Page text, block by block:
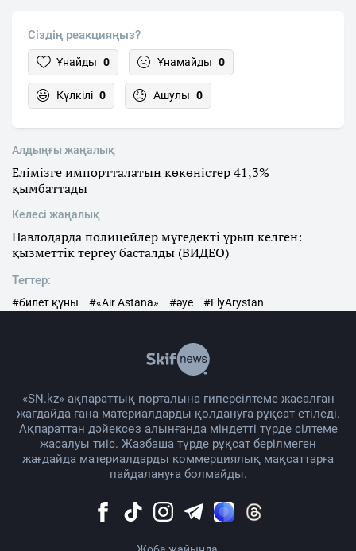
Сіздің реакцияңыз?
Ұнайды 0 Ұнамайды 0
Күлкілі 0 Ашулы 0
Алдыңғы жаңалық
Елімізге импортталатын көкөністер 41,3%
қымбаттады
Келесі жаңалық
Павлодарда полицейлер мүгедекті ұрып келген:
қызметтік тергеу басталды (ВИДЕО)
Тегтер:
#билет құны #«Air Astana» #әуе #FlyArystan
«SN.kz» ақпараттық порталына гиперсілтеме жасалған
жағдайда ғана материалдарды қолдануға рұқсат етіледі.
Ақпараттан дәйексөз алынғанда міндетті түрде сілтеме
жасалуы тиіс. Жазбаша түрде рұқсат берілмеген
жағдайда материалдарды коммерциялық мақсаттарға
пайдалануға болмайды.